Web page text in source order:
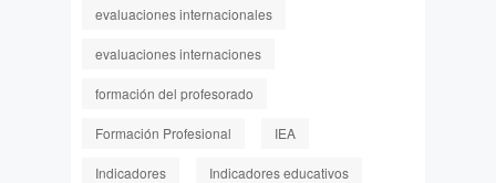
evaluaciones internacionales
evaluaciones internaciones
formación del profesorado
Formación Profesional IEA
Indicadores Indicadores educativos